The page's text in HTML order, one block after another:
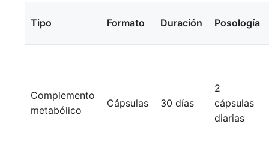
Tipo Formato Duración Posología
Complemento
metabólico
Cápsulas 30 días
2
cápsulas
diarias